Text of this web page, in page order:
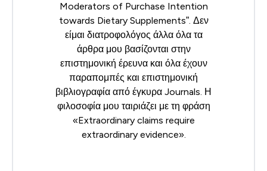
Moderators of Purchase Intention
towards Dietary Supplements”. Δεν
είμαι διατροφολόγος άλλα όλα τα
άρθρα μου βασίζονται στην
επιστημονική έρευνα και όλα έχουν
παραπομπές και επιστημονική
βιβλιογραφία από έγκυρα Journals. Η
φιλοσοφία μου ταιριάζει με τη φράση
«Extraordinary claims require
extraordinary evidence».